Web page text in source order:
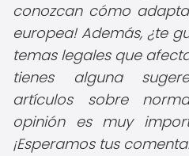
conozcan cómo
europea! Además, ¿te
temas legales que
tienes alguna
artículos sobre
opinión es muy
¡Esperamos tus